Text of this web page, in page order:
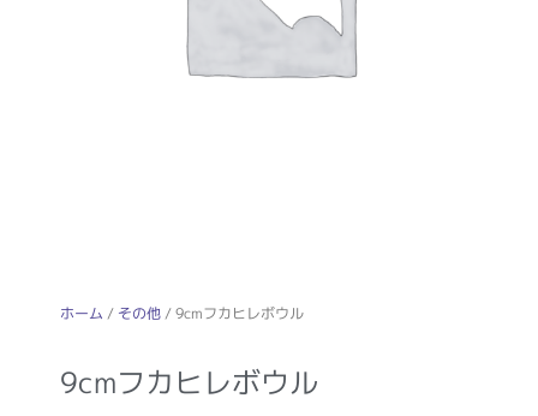
ホーム / その他/ 9cmフカヒレボウル
9cmフカヒレボウル